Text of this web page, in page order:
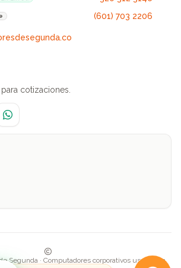
(601) 703 2206
cotizaciones.
WhatsApp
Segunda · Computadores corporativos usados en